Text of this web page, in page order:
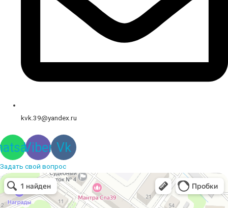
kvk.39@yandex.ru
Viber Vk
Задать свой вопрос
Вышивальная компания
Услуги вышивки в Калининграде